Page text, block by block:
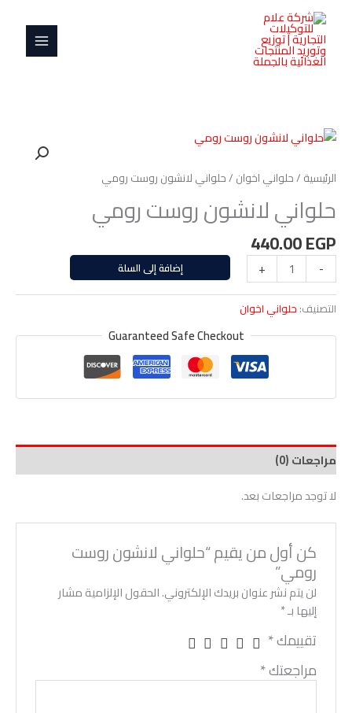
المحتوى
MENU
الرئيسية /حلواني اخوان / حلواني لانشون روست رومي
حلواني لانشون روست رومي
440.00EGP
-
كمية
لانشون
روست
رومي
+ إضافة إلى السلة
التصنيف: حلواني اخوان
Guaranteed Safe Checkout
مراجعات (0)
لا توجد مراجعات بعد.
كن أول من يقيم “حلواني لانشون روست
رومي”
لن يتم نشر عنوان بريدك الإلكتروني.الحقول الإلزامية مشار
إليها بـ*
تقييمك*
مراجعتك*
روست
رومي